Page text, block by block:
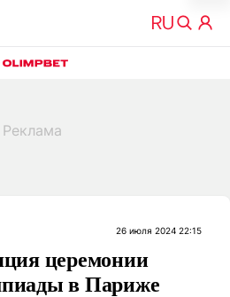
26 июля 2024 22:15
церемонии
в Париже